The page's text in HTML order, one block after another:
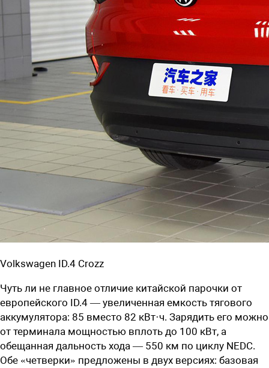
Volkswagen ID.4 Crozz
Чуть ли не главное отличие китайской парочки от
европейского ID.4 — увеличенная емкость тягового
аккумулятора: 85 вместо 82 кВт·ч. Зарядить его можно
от терминала мощностью вплоть до 100 кВт, а
обещанная дальность хода — 550 км по циклу NEDC.
Обе «четверки» предложены в двух версиях: базовая